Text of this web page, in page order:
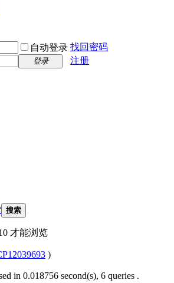
自动登录 找回密码
登录 注册
搜索
才能浏览
)
in 0.018756 second(s), 6 queries .